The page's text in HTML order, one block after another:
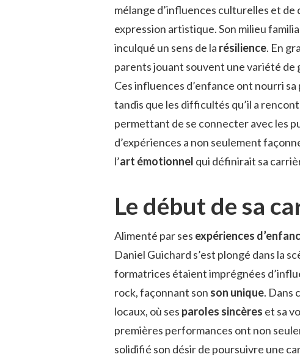
mélange d’influences culturelles et
expression artistique. Son milieu
inculqué un sens de la résilience. En
parents jouant souvent une variété de
Ces influences d’enfance ont nourri sa
tandis que les difficultés qu’il a
permettant de se connecter avec les
d’expériences a non seulement
l’art émotionnel qui définirait sa
Le début de sa
Alimenté par ses expériences
Daniel Guichard s’est plongé dans la
formatrices étaient imprégnées
rock, façonnant son son unique. Dans
locaux, où ses paroles sincères et sa
premières performances ont non
solidifié son désir de poursuivre une